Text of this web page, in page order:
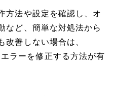
方法や設定を確認し、オ
など、簡単な対処法から
改善しない場合は、
ラーを修正する方法が有